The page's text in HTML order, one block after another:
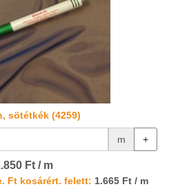
sötétkék (4259)
m +
Ft / m
Ft kosárért. felett: 1.665 Ft / m